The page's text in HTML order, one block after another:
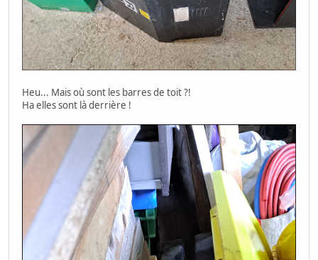
Heu... Mais où sont les barres de toit ?!
Ha elles sont là derrière !